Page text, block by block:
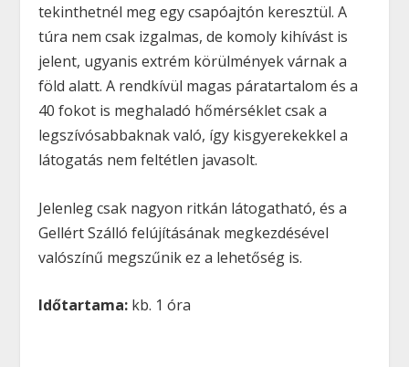
tekinthetnél meg egy csapóajtón keresztül.A
túra nem csak izgalmas, de komoly kihívást is
jelent, ugyanis extrém körülmények várnak a
föld alatt. A rendkívül magas páratartalom és a
40 fokot is meghaladó hőmérséklet csak a
legszívósabbaknak való, így kisgyerekekkel a
látogatás nem feltétlen javasolt.
Jelenleg csak nagyon ritkán látogatható, és a
Gellért Szálló felújításának megkezdésével
valószínű megszűnik ez a lehetőség is.
Időtartama: kb. 1 óra